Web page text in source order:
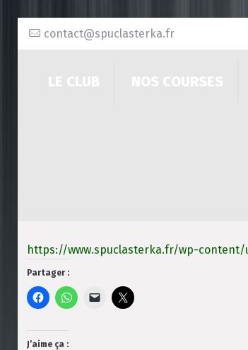
contact@spuclasterka.fr
LE CLUB NOS COURSES
https://www.spuclasterka.fr/wp-content/
Partager :
J’aime ça :